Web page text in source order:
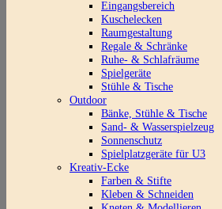
Eingangsbereich
Kuschelecken
Raumgestaltung
Regale & Schränke
Ruhe- & Schlafräume
Spielgeräte
Stühle & Tische
Outdoor
Bänke, Stühle & Tische
Sand- & Wasserspielzeug
Sonnenschutz
Spielplatzgeräte für U3
Kreativ-Ecke
Farben & Stifte
Kleben & Schneiden